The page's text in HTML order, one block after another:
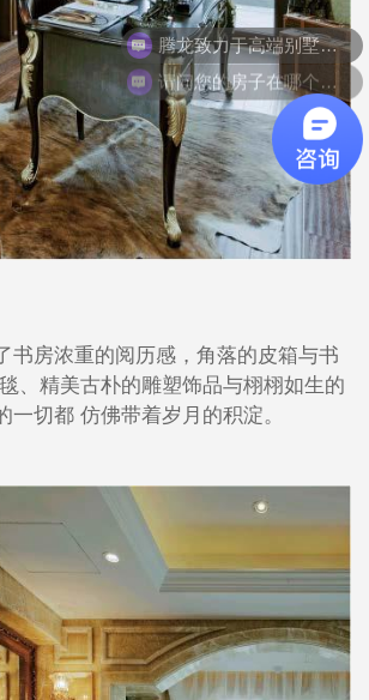
书房浓重的阅历感，角落的皮箱与书
、精美古朴的雕塑饰品与栩栩如生的
一切都 仿佛带着岁月的积淀。
请问您的房子在哪个小区？这边请设计师给您出同小区或同户型案例